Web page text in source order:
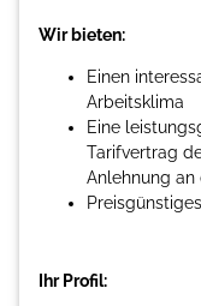
Wir bieten:
Einen
Arbeitsklima
Eine
Tarifvertrag
Anlehnung an
Ihr Profil: